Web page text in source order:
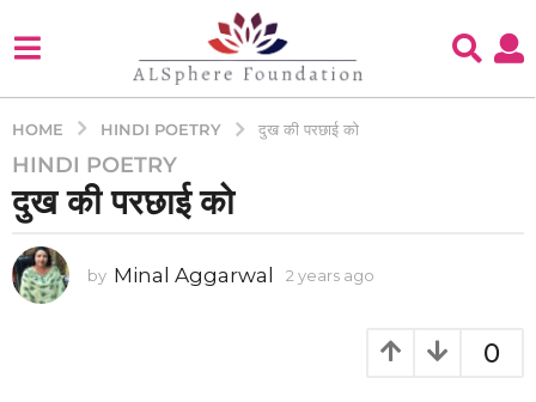
HOME HINDI POETRY दुख की परछाई को
2
y
e
a
r
HINDI POETRY
दुख की परछाई को
by Minal Aggarwal 2 years ago
a
0